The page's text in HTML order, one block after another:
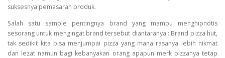
suksesnya pemasaran produk.
Salah satu sample pentingnya brand yang mampu menghipnotis
sesorang untuk mengingat brand tersebut diantaranya : Brand pizza hut,
tak sedikit kita bisa menjumpai pizza yang mana rasanya lebih nikmat
dan lezat namun bagi kebanyakan orang apapun merk pizzanya tetap